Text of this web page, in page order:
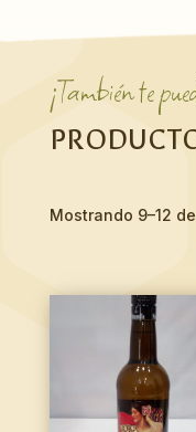
¡También te
Mostrando 9–12